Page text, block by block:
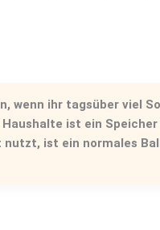
wenn ihr tagsüber viel
ist ein
nutzt, ist ein normales